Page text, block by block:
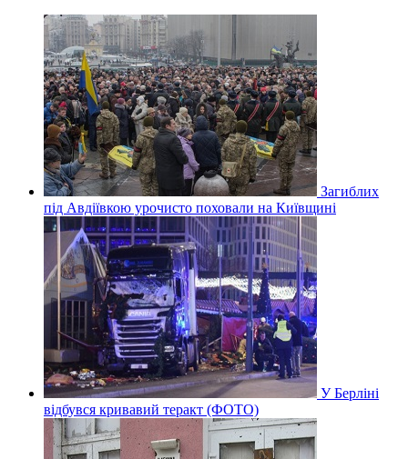
Загиблих
під Авдіївкою урочисто поховали на Київщині
У Берліні
відбувся кривавий теракт (ФОТО)